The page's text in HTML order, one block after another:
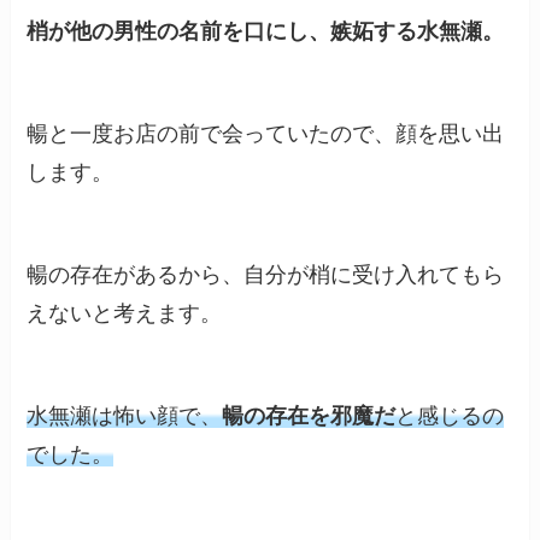
梢が他の男性の名前を口にし、嫉妬する水無瀬。
暢と一度お店の前で会っていたので、顔を思い出
します。
暢の存在があるから、自分が梢に受け入れてもら
えないと考えます。
水無瀬は怖い顔で、暢の存在を邪魔だと感じるの
でした。